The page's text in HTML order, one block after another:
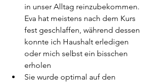
in unser Alltag reinzubekommen.
Eva hat meistens nach dem Kurs
fest geschlaffen, während dessen
konnte ich Haushalt erledigen
oder mich selbst ein bisschen
erholen
Sie wurde optimal auf den